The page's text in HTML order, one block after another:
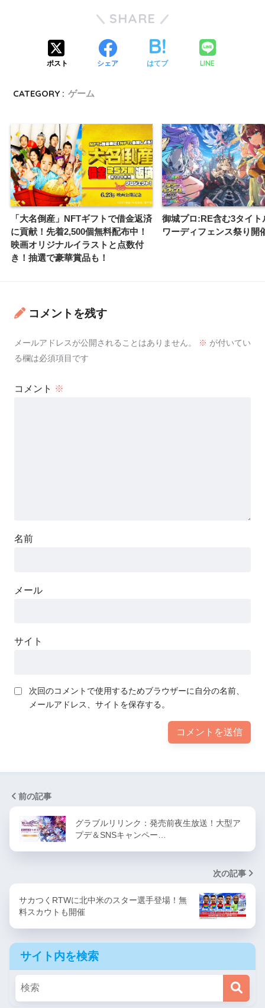
SHARE
ポスト シェア はてブ LINE
CATEGORY : ゲーム
「大名倒産」NFTギフトで借金返済
に貢献！先着2,500個無料配布中！
映画オリジナルイラストと点数付
き！抽選で豪華賞品も！
御城プロ:RE含む3タイト
ワーディフェンス祭り開
コメントを残す
メールアドレスが公開されることはありません。 ※ が付いてい
る欄は必須項目です
コメント ※
名前
メール
サイト
次回のコメントで使用するためブラウザーに自分の名前、
メールアドレス、サイトを保存する。
前の記事
グラブルリリンク：発売前夜生放送！大型ア
プデ＆SNSキャンペー…
次の記事
サカつくRTWに北中米のスター選手登場！無
料スカウトも開催
サイト内を検索